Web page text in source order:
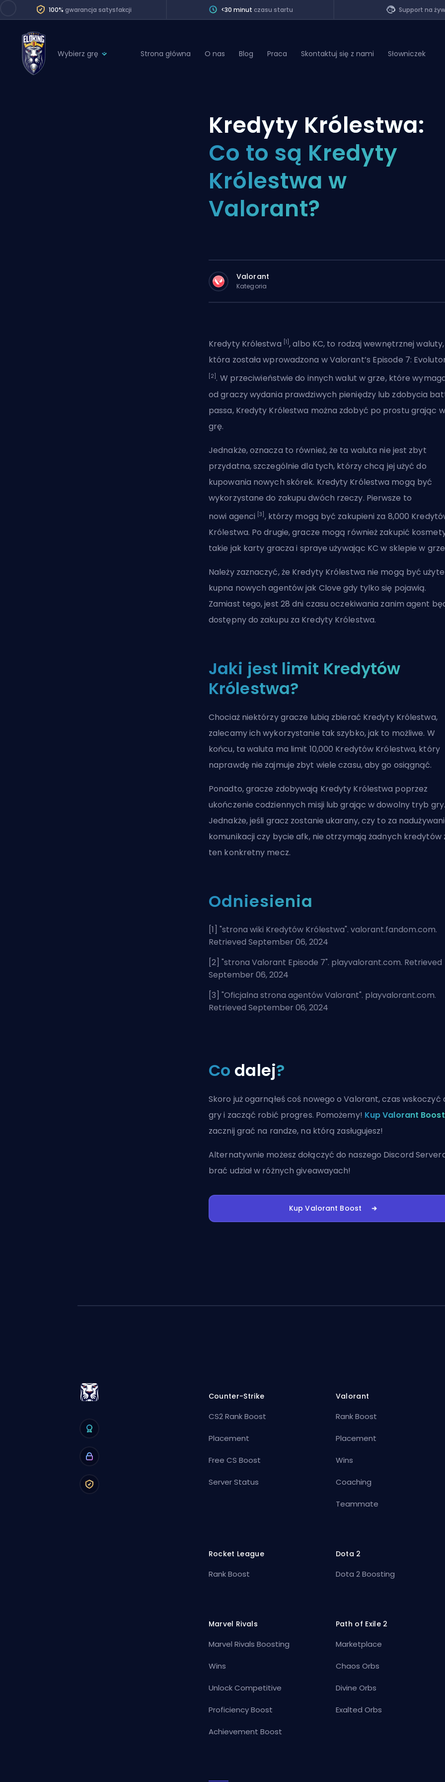
100% gwarancja satysfakcji <30 minutczasu startu Support na
Wybierz grę
Division Boost
Teammate
Strona główna O nas Blog Praca Skontaktuj się z nami Słowniczek
Kredyty Królestwa:
Co to są Kredyty
Królestwa w
Valorant?
Valorant
Kategoria
Kredyty Królestwa [1] , albo KC, to rodzaj wewnętrznej waluty,
która została wprowadzona w Valorant’s Episode 7:
[2] . W przeciwieństwie do innych walut w grze, które
od graczy wydania prawdziwych pieniędzy lub zdobycia
passa, Kredyty Królestwa można zdobyć po prostu grając w
grę.
Jednakże, oznacza to również, że ta waluta nie jest zbyt
przydatna, szczególnie dla tych, którzy chcą jej użyć do
kupowania nowych skórek. Kredyty Królestwa mogą być
wykorzystane do zakupu dwóch rzeczy. Pierwsze to
nowi agenci [3] , którzy mogą być zakupieni za 8,000
Królestwa. Po drugie, gracze mogą również zakupić
takie jak karty gracza i spraye używając KC w sklepie w
Należy zaznaczyć, że Kredyty Królestwa nie mogą być
kupna nowych agentów jak Clove gdy tylko się pojawią.
Zamiast tego, jest 28 dni czasu oczekiwania zanim agent
dostępny do zakupu za Kredyty Królestwa.
Jaki jest limit Kredytów
Królestwa?
Chociaż niektórzy gracze lubią zbierać Kredyty Królestwa,
zalecamy ich wykorzystanie tak szybko, jak to możliwe. W
końcu, ta waluta ma limit 10,000 Kredytów Królestwa, który
naprawdę nie zajmuje zbyt wiele czasu, aby go osiągnąć.
Ponadto, gracze zdobywają Kredyty Królestwa poprzez
ukończenie codziennych misji lub grając w dowolny tryb gry.
Jednakże, jeśli gracz zostanie ukarany, czy to za
komunikacji czy bycieafk, nie otrzymają żadnych kredytów
ten konkretny mecz.
Odniesienia
[1] "strona wiki Kredytów Królestwa". valorant.fandom.com.
Retrieved September 06, 2024
[2] "strona Valorant Episode 7". playvalorant.com. Retrieved
September 06, 2024
[3] "Oficjalna strona agentów Valorant". playvalorant.com.
Retrieved September 06, 2024
Co dalej?
Skoro już ogarnąłeś coś nowego o Valorant, czas wskoczyć
gry i zacząć robić progres. Pomożemy! Kup Valorant Boost
zacznij grać na randze, na którą zasługujesz!
Alternatywnie możeszdołączyć do naszego Discord
brać udział w różnych giveawayach!
Kup Valorant Boost
Counter-Strike
CS2 Rank Boost
Placement
Free CS Boost
Server Status
Valorant
Rank Boost
Placement
Wins
Coaching
Teammate
Rocket League
Rank Boost
Dota 2
Dota 2 Boosting
Marvel Rivals
Marvel Rivals Boosting
Wins
Unlock Competitive
Proficiency Boost
Achievement Boost
Path of Exile 2
Marketplace
Chaos Orbs
Divine Orbs
Exalted Orbs